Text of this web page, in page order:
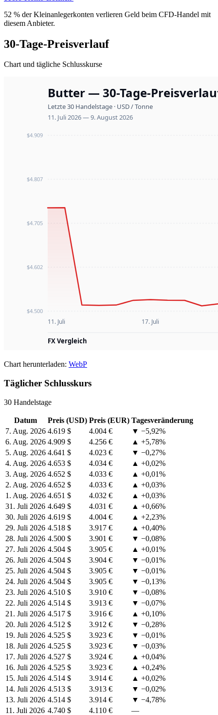
52 % der Kleinanlegerkonten verlieren Geld beim CFD-Handel mit
diesem Anbieter.
30-Tage-Preisverlauf
Chart und tägliche Schlusskurse
Chart herunterladen: WebP
Täglicher Schlusskurs
30 Handelstage
Datum Preis (USD) Preis (EUR) Tagesveränderung
7. Aug. 2026 4.619 $ 4.004 €
▼ −5,92%
6. Aug. 2026 4.909 $ 4.256 €
▲ +5,78%
5. Aug. 2026 4.641 $ 4.023 €
▼ −0,27%
4. Aug. 2026 4.653 $ 4.034 €
▲ +0,02%
3. Aug. 2026 4.652 $ 4.033 €
▲ +0,01%
2. Aug. 2026 4.652 $ 4.033 €
▲ +0,03%
1. Aug. 2026 4.651 $ 4.032 €
▲ +0,03%
31. Juli 2026 4.649 $ 4.031 €
▲ +0,66%
30. Juli 2026 4.619 $ 4.004 €
▲ +2,23%
29. Juli 2026 4.518 $ 3.917 €
▲ +0,40%
28. Juli 2026 4.500 $ 3.901 €
▼ −0,08%
27. Juli 2026 4.504 $ 3.905 €
▲ +0,01%
26. Juli 2026 4.504 $ 3.904 €
▼ −0,01%
25. Juli 2026 4.504 $ 3.905 €
▼ −0,01%
24. Juli 2026 4.504 $ 3.905 €
▼ −0,13%
23. Juli 2026 4.510 $ 3.910 €
▼ −0,08%
22. Juli 2026 4.514 $ 3.913 €
▼ −0,07%
21. Juli 2026 4.517 $ 3.916 €
▲ +0,10%
20. Juli 2026 4.512 $ 3.912 €
▼ −0,28%
19. Juli 2026 4.525 $ 3.923 €
▼ −0,01%
18. Juli 2026 4.525 $ 3.923 €
▼ −0,03%
17. Juli 2026 4.527 $ 3.924 €
▲ +0,04%
16. Juli 2026 4.525 $ 3.923 €
▲ +0,24%
15. Juli 2026 4.514 $ 3.914 €
▲ +0,02%
14. Juli 2026 4.513 $ 3.913 €
▼ −0,02%
13. Juli 2026 4.514 $ 3.914 €
▼ −4,78%
11. Juli 2026 4.740 $ 4.110 € —